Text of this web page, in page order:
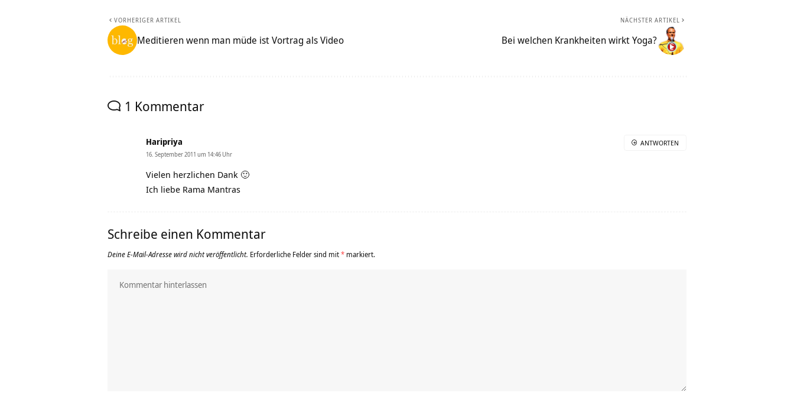
VORHERIGER ARTIKEL
Meditieren wenn man müde ist Vortrag als Video
NÄCHSTER ARTIKEL
Bei welchen Krankheiten wirkt Yoga?
1 Kommentar
Haripriya
16. September 2011 um 14:46 Uhr
Vielen herzlichen Dank 🙂
Ich liebe Rama Mantras
ANTWORTEN
Schreibe einen Kommentar
Deine E-Mail-Adresse wird nicht veröffentlicht. Erforderliche Felder sind mit* markiert.